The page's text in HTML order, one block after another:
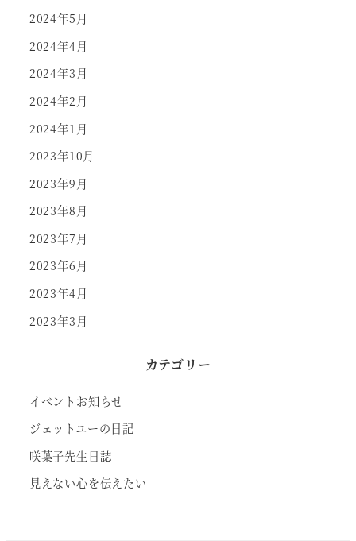
2024年5月
2024年4月
2024年3月
2024年2月
2024年1月
2023年10月
2023年9月
2023年8月
2023年7月
2023年6月
2023年4月
2023年3月
カテゴリー
イベントお知らせ
ジェットユーの日記
咲葉子先生日誌
見えない心を伝えたい